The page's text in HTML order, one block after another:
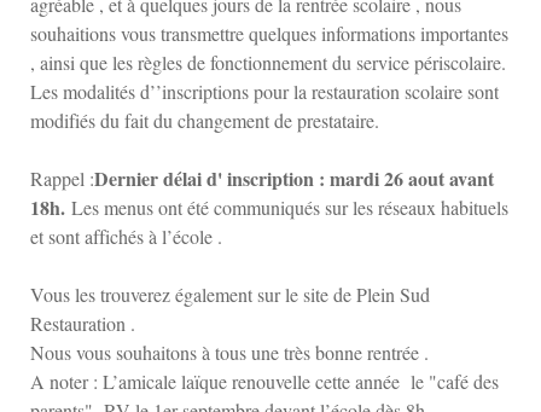
souhaitions vous transmettre quelques informations importantes
, ainsi que les règles de fonctionnement du service périscolaire.
Les modalités d’’inscriptions pour la restauration scolaire sont
modifiés du fait du changement de prestataire.
Rappel :Dernier délai d' inscription : mardi 26 aout avant
18h. Les menus ont été communiqués sur les réseaux habituels
et sont affichés à l’école .
Vous les trouverez également sur le site de Plein Sud
Restauration .
Nous vous souhaitons à tous une très bonne rentrée .
A noter : L’amicale laïque renouvelle cette année le "café des